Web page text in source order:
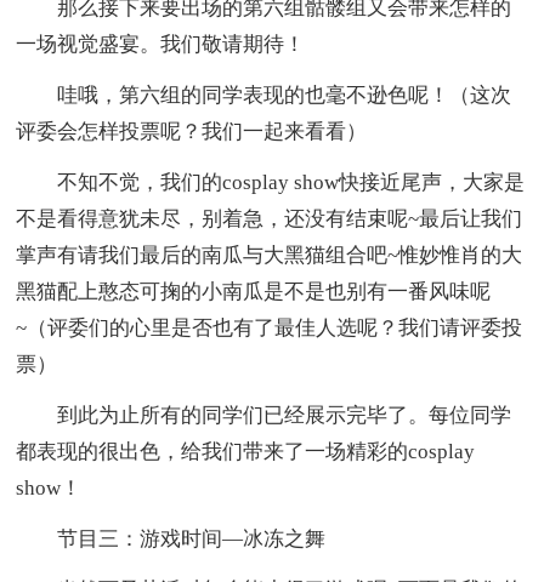
那么接下来要出场的第六组骷髅组又会带来怎样的
一场视觉盛宴。我们敬请期待！
哇哦，第六组的同学表现的也毫不逊色呢！（这次
评委会怎样投票呢？我们一起来看看）
不知不觉，我们的cosplay show快接近尾声，大家是
不是看得意犹未尽，别着急，还没有结束呢~最后让我们
掌声有请我们最后的南瓜与大黑猫组合吧~惟妙惟肖的大
黑猫配上憨态可掬的小南瓜是不是也别有一番风味呢
~（评委们的心里是否也有了最佳人选呢？我们请评委投
票）
到此为止所有的同学们已经展示完毕了。每位同学
都表现的很出色，给我们带来了一场精彩的cosplay
show！
节目三：游戏时间—冰冻之舞